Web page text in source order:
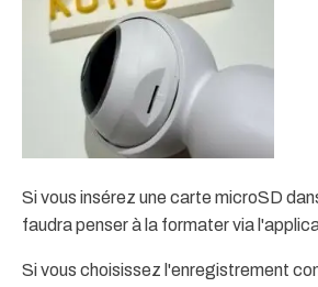
Si vous insérez une carte microSD
faudra penser à la formater via
Si vous choisissez l'enregistrement